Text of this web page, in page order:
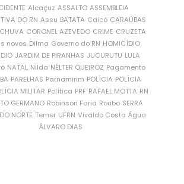
Alcaçuz ASSALTO ASSEMBLEIA
DO RN Assu BATATA Caicó CARAÚBAS
CORONEL AZEVEDO CRIME CRUZETA
novos Dilma Governo do RN HOMICÍDIO
JARDIM DE PIRANHAS JUCURUTU LULA
NATAL Nilda NÉLTER QUEIROZ Pagamento
PARELHAS Parnamirim POLÍCIA POLÍCIA
MILITAR Política PRF RAFAEL MOTTA RN
GERMANO Robinson Faria Roubo SERRA
NORTE Temer UFRN Vivaldo Costa Água
ÁLVARO DIAS